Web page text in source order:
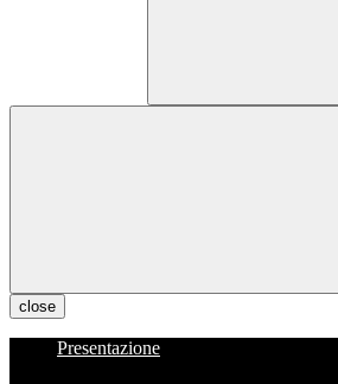
close
Presentazione